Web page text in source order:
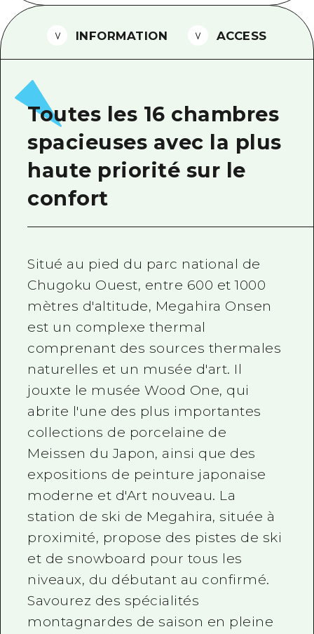
Téléchargement de Photos
Informations sur le transport en
Brochure touristique
INFORMATION ACCESS
Toutes les 16 chambres
spacieuses avec la plus
haute priorité sur le
confort
Situé au pied du parc national de
Chugoku Ouest, entre 600 et 1000
mètres d'altitude, Megahira Onsen
est un complexe thermal
comprenant des sources thermales
naturelles et un musée d'art. Il
jouxte le musée Wood One, qui
abrite l'une des plus importantes
collections de porcelaine de
Meissen du Japon, ainsi que des
expositions de peinture japonaise
moderne et d'Art nouveau. La
station de ski de Megahira, située à
proximité, propose des pistes de ski
et de snowboard pour tous les
niveaux, du débutant au confirmé.
Savourez des spécialités
montagnardes de saison en pleine